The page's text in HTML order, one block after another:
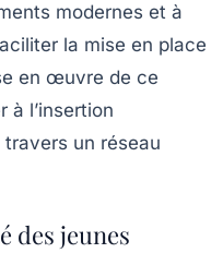
modernes et à
la mise en place
en œuvre de ce
à l’insertion
un réseau
des jeunes